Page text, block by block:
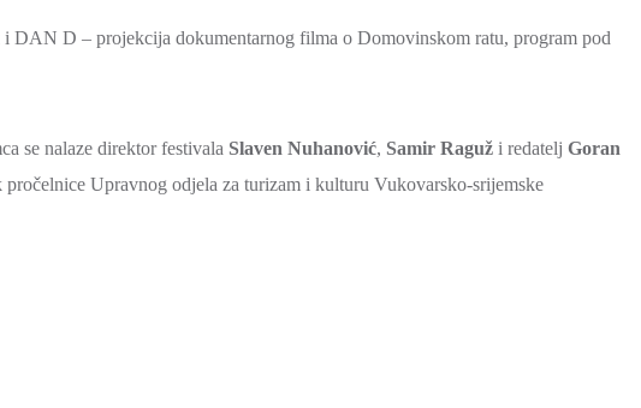
DAN D – projekcija dokumentarnog filma o Domovinskom ratu, program pod
se nalaze direktor festivala Slaven Nuhanović, Samir Raguž i redatelj Goran
Upravnog odjela za turizam i kulturu Vukovarsko-srijemske